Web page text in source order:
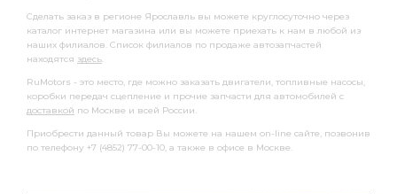
Сделать заказ в регионе Ярославль вы можете круглосуточно через
каталог интернет магазина или вы можете приехать к нам в любой из
наших филиалов. Список филиалов по продаже автозапчастей
находятся здесь.
RuMotors - это место, где можно заказать двигатели, топливные насосы,
коробки передач сцепление и прочие запчасти для автомобилей с
доставкой по Москве и всей России.
Приобрести данный товар Вы можете на нашем on-line сайте, позвонив
по телефону +7 (4852) 77-00-10, а также в офисе в Москве.